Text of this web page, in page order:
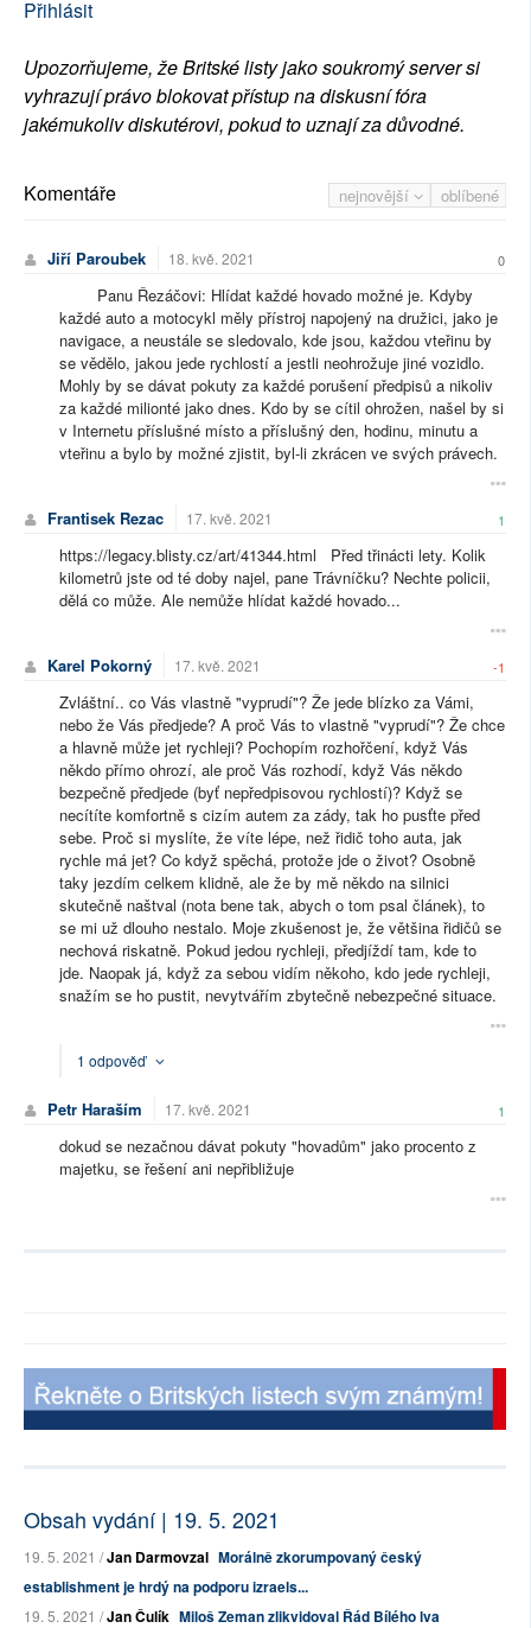
Přihlásit
Upozorňujeme, že Britské listy jako soukromý server si
vyhrazují právo blokovat přístup na diskusní fóra
jakémukoliv diskutérovi, pokud to uznají za důvodné.
nejnovější oblíbené
Komentáře
Jiří Paroubek 18. kvě. 2021 0
Panu Řezáčovi: Hlídat každé hovado možné je. Kdyby
každé auto a motocykl měly přístroj napojený na družici, jako je
navigace, a neustále se sledovalo, kde jsou, každou vteřinu by
se vědělo, jakou jede rychlostí a jestli neohrožuje jiné vozidlo.
Mohly by se dávat pokuty za každé porušení předpisů a nikoliv
za každé milionté jako dnes. Kdo by se cítil ohrožen, našel by si
v Internetu příslušné místo a příslušný den, hodinu, minutu a
vteřinu a bylo by možné zjistit, byl-li zkrácen ve svých právech.
Frantisek Rezac 17. kvě. 2021 1
https://legacy.blisty.cz/art/41344.html Před třinácti lety. Kolik
kilometrů jste od té doby najel, pane Trávníčku? Nechte policii,
dělá co může. Ale nemůže hlídat každé hovado...
Karel Pokorný 17. kvě. 2021 -1
Zvláštní.. co Vás vlastně "vyprudí"? Že jede blízko za Vámi,
nebo že Vás předjede? A proč Vás to vlastně "vyprudí"? Že chce
a hlavně může jet rychleji? Pochopím rozhořčení, když Vás
někdo přímo ohrozí, ale proč Vás rozhodí, když Vás někdo
bezpečně předjede (byť nepředpisovou rychlostí)? Když se
necítíte komfortně s cizím autem za zády, tak ho pusťte před
sebe. Proč si myslíte, že víte lépe, než řidič toho auta, jak
rychle má jet? Co když spěchá, protože jde o život? Osobně
taky jezdím celkem klidně, ale že by mě někdo na silnici
skutečně naštval (nota bene tak, abych o tom psal článek), to
se mi už dlouho nestalo. Moje zkušenost je, že většina řidičů se
nechová riskatně. Pokud jedou rychleji, předjíždí tam, kde to
jde. Naopak já, když za sebou vidím někoho, kdo jede rychleji,
snažím se ho pustit, nevytvářím zbytečně nebezpečné situace.
1 odpověď
Petr Haraším 17. kvě. 2021 1
dokud se nezačnou dávat pokuty "hovadům" jako procento z
majetku, se řešení ani nepřibližuje
Obsah vydání | 19. 5. 2021
19. 5. 2021 /Jan Darmovzal Morálně zkorumpovaný český
establishment je hrdý na podporu izraels...
19. 5. 2021 /Jan Čulík Miloš Zeman zlikvidoval Řád Bílého lva